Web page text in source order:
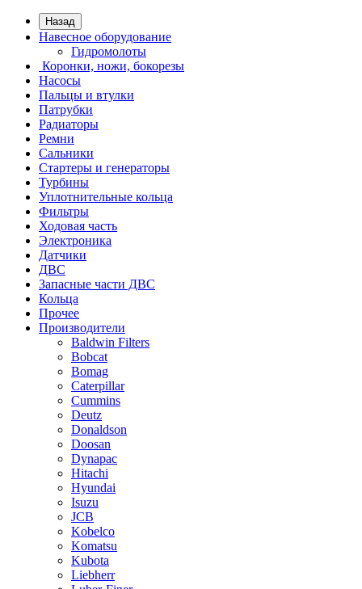
Назад
Навесное оборудование
Гидромолоты
Коронки, ножи, бокорезы
Насосы
Пальцы и втулки
Патрубки
Радиаторы
Ремни
Сальники
Стартеры и генераторы
Турбины
Уплотнительные кольца
Фильтры
Ходовая часть
Электроника
Датчики
ДВС
Запасные части ДВС
Кольца
Прочее
Производители
Baldwin Filters
Bobcat
Bomag
Caterpillar
Cummins
Deutz
Donaldson
Doosan
Dynapac
Hitachi
Hyundai
Isuzu
JCB
Kobelco
Komatsu
Kubota
Liebherr